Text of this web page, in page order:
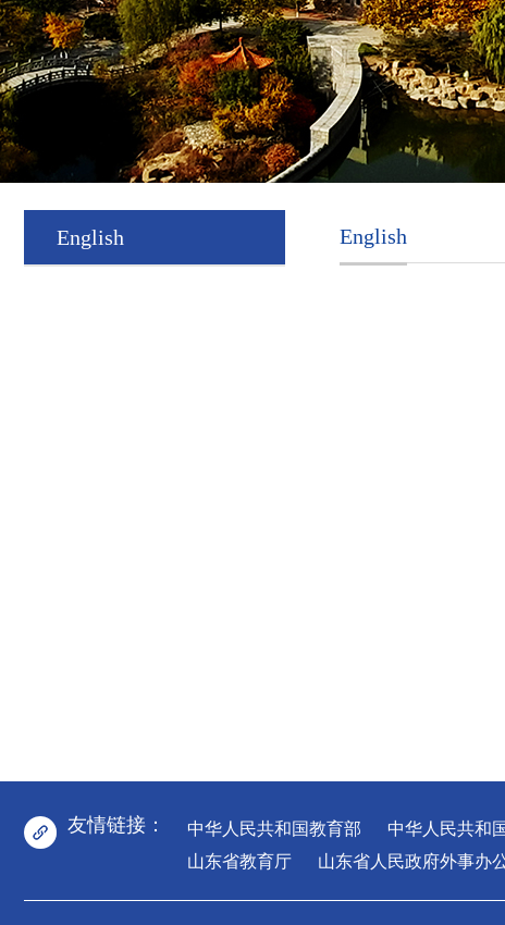
English English
友情链接： 中华人民共和国教育部 中华人民共和
山东省教育厅
山东省人民政府外事办